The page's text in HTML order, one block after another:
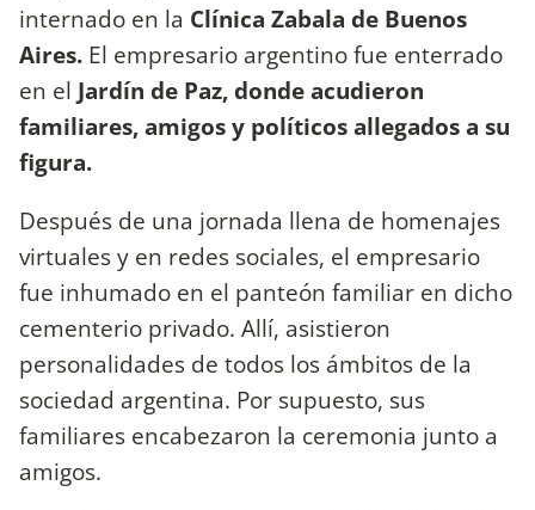
internado en la Clínica Zabala de Buenos
Aires. El empresario argentino fue enterrado
en el Jardín de Paz, donde acudieron
familiares, amigos y políticos allegados a su
figura.
Después de una jornada llena de homenajes
virtuales y en redes sociales, el empresario
fue inhumado en el panteón familiar en dicho
cementerio privado. Allí, asistieron
personalidades de todos los ámbitos de la
sociedad argentina. Por supuesto, sus
familiares encabezaron la ceremonia junto a
amigos.